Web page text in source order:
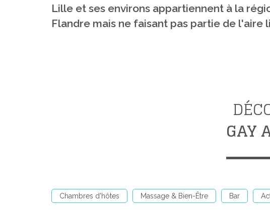
Lille et ses environs appartiennent à la
Flandre mais ne faisant pas partie de
GAY
Chambres d'hôtes Massage & Bien-Être Bar